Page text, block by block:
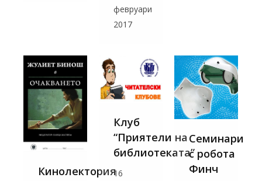
февруари
2017
Кинолектория
Клуб
“Приятели на
библиотеката”
16
Семинари
с робота
Финч